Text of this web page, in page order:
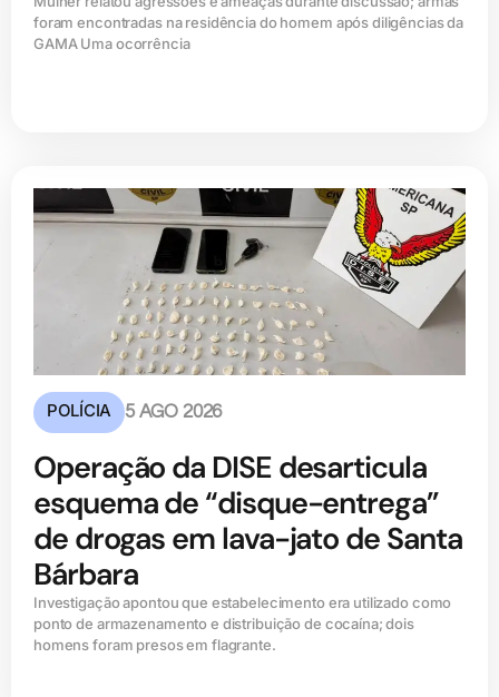
foram encontradas na residência do homem após diligências da
GAMA Uma ocorrência
POLÍCIA 5 AGO 2026
Operação da DISE desarticula
esquema de “disque-entrega”
de drogas em lava-jato de Santa
Bárbara
Investigação apontou que estabelecimento era utilizado como
ponto de armazenamento e distribuição de cocaína; dois
homens foram presos em flagrante.